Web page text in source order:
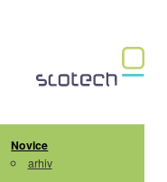
Novice
arhiv